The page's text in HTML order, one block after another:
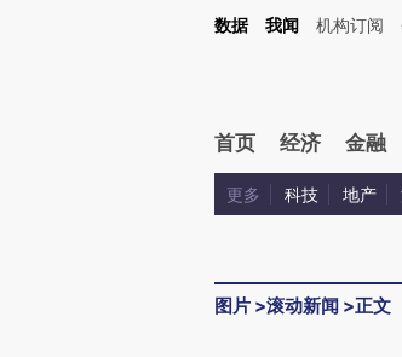
数据 我闻 机构订阅
首页 经济 金融
更多 科技 地产
图片 >滚动新闻 >正文